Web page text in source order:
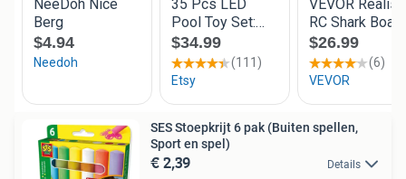
SES Stoepkrijt 6 pak (Buiten spellen,
Sport en spel)
€ 2,39 Details